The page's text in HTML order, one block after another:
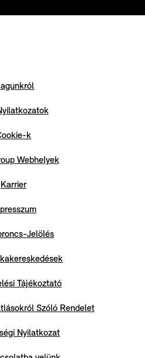
k
Webhelyek
Karrier
Jelölés
Tájékoztató
Szóló Rendelet
Nyilatkozat